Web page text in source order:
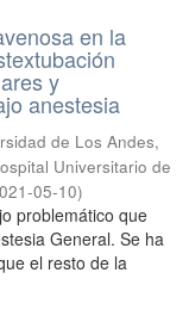
en la
y
anestesia
de Los Andes,
Universitario de
05-10)
problemático que
General. Se ha
el resto de la